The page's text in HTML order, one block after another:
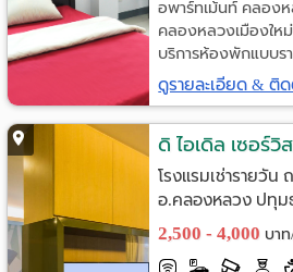
อพาร์ทเม้นท์ คลอง
คลองหลวงเมืองให
บริการห้องพักแบบรา
ดูรายละเอียด & ติ
ดิ ไอเดิล เซอร์วิ
โรงแรมเช่ารายวั
อ.คลองหลวง ปทุม
2,500 - 4,000 บา